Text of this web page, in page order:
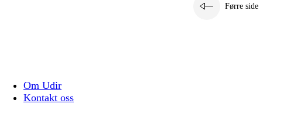
Førre side
Om Udir
Kontakt oss